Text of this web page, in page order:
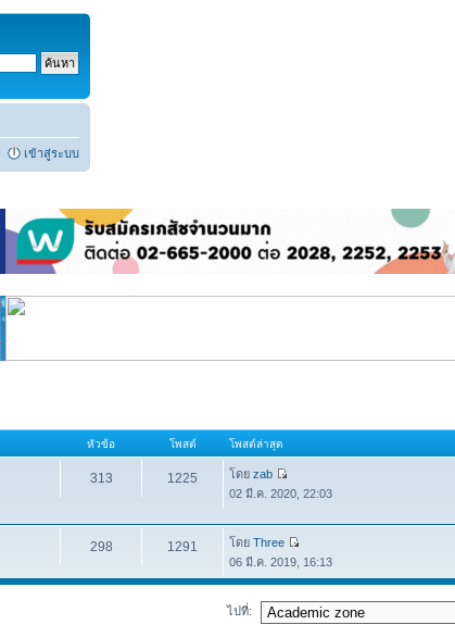
เข้าสู่ระบบ
หัวข้อ โพสต์ โพสต์ล่าสุด
313 1225 โดยzab
02 มี.ค. 2020, 22:03
298 1291 โดยThree
06 มี.ค. 2019, 16:13
ไปที่: